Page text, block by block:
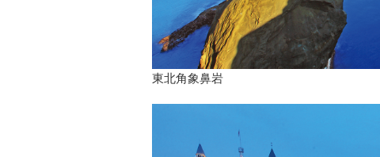
東北角象鼻岩